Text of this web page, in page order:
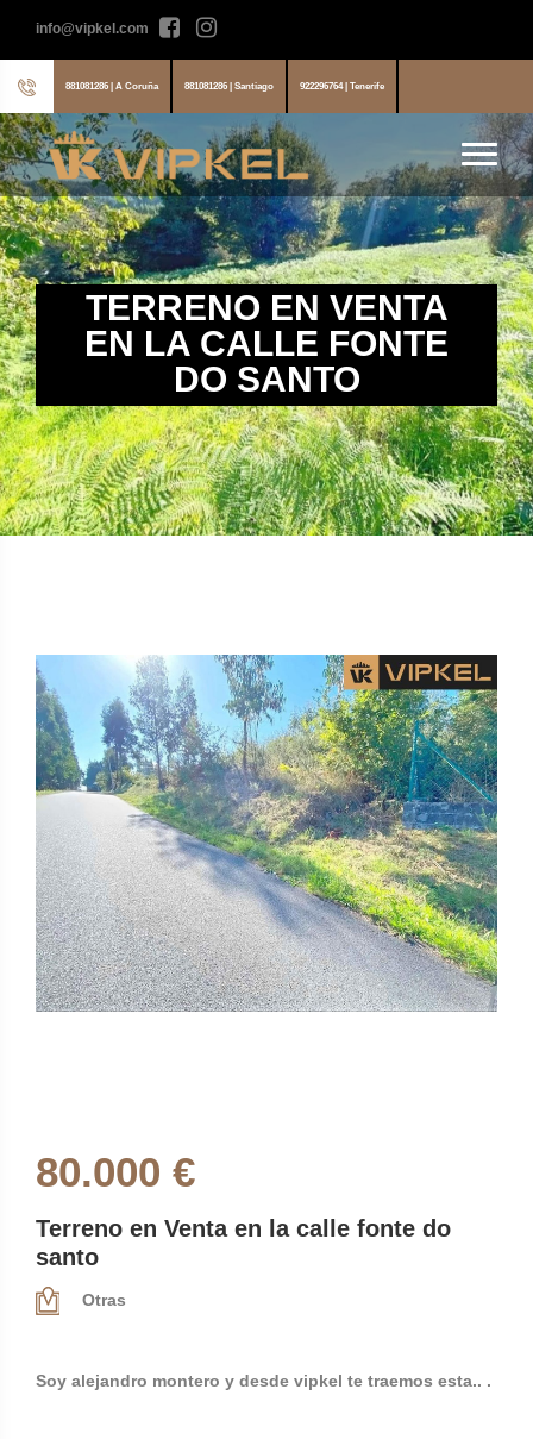
info@vipkel.com
881081286 | A Coruña 881081286 | Santiago 922296764 | Tenerife
TERRENO EN VENTA
EN LA CALLE FONTE
DO SANTO
80.000 €
Terreno en Venta en la calle fonte do
santo
Otras
Soy alejandro montero y desde vipkel te traemos esta.. .